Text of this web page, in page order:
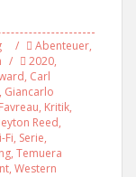
Abenteuer,
2020,
, Carl
, Giancarlo
, Kritik,
Reed,
Fi, Serie,
, Temuera
, Western